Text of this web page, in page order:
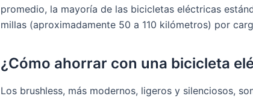
promedio, la mayoría de las bicicletas eléctricas
millas (aproximadamente 50 a 110 kilómetros) por
¿Cómo ahorrar con una bicicleta
Los brushless, más modernos, ligeros y silenciosos,